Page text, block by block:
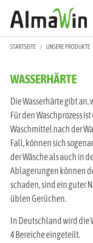
Zum Hauptinhalt springen
Skip to page footer
STARTSEITE
UNSERE PRODUKTE
WASSERHÄRTE
Die Wasserhärte gibt
Für den Waschprozess
Waschmittel nach der
Fall, können sich
der Wäsche als auch in
Ablagerungen können
schaden, sind ein guter
üblen Gerüchen.
In Deutschland wird die
4 Bereiche eingeteilt.